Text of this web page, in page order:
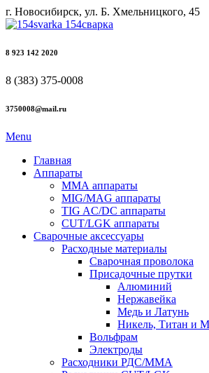
г. Новосибирск, ул. Б. Хмельницкого, 45
8 923 142 2020
8 (383) 375-0008
3750008@mail.ru
Menu
Главная
Аппараты
ММА аппараты
MIG/MAG аппараты
TIG AC/DC аппараты
CUT/LGK аппараты
Сварочные аксессуары
Расходные материалы
Сварочная проволока
Присадочные прутки
Алюминий
Нержавейка
Медь и Латунь
Никель, Титан и
Вольфрам
Электроды
Расходники РДС/MMA